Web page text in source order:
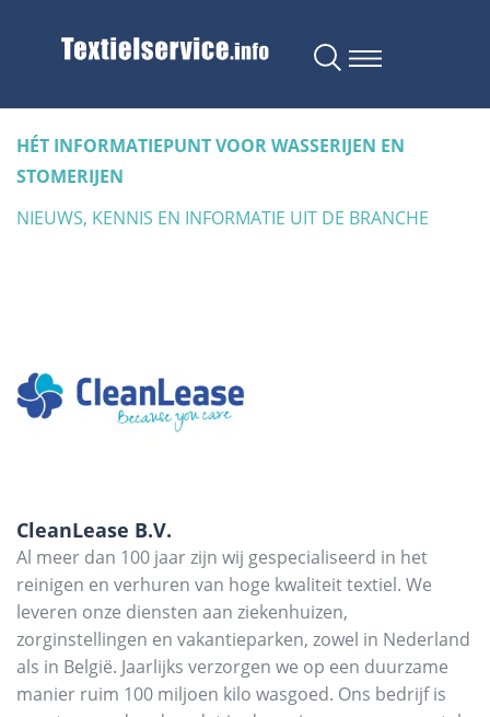
HÉT INFORMATIEPUNT VOOR WASSERIJEN EN
STOMERIJEN
NIEUWS, KENNIS EN INFORMATIE UIT DE BRANCHE
CleanLease B.V.
Al meer dan 100 jaar zijn wij gespecialiseerd in het
reinigen en verhuren van hoge kwaliteit textiel. We
leveren onze diensten aan ziekenhuizen,
zorginstellingen en vakantieparken, zowel in Nederland
als in België. Jaarlijks verzorgen we op een duurzame
manier ruim 100 miljoen kilo wasgoed. Ons bedrijf is